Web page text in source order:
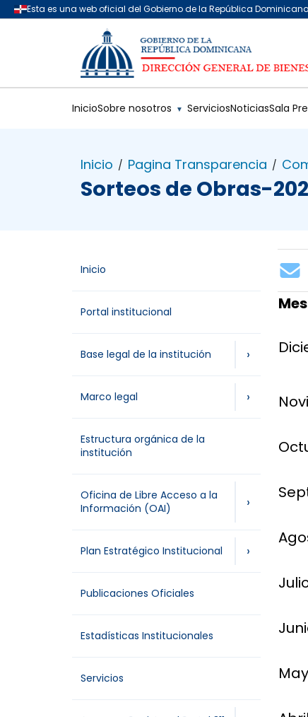
Saltar al contenido principal
InicioSobre nosotros ▼ ServiciosNoticiasSala
Inicio / Pagina Transparencia /
Sorteos de Obras-
Inicio
Portal institucional
Base legal de la institución ›
Marco legal ›
Estructura orgánica de la
institución
Oficina de Libre Acceso a la
Información (OAI)
›
Plan Estratégico Institucional ›
Publicaciones Oficiales
Estadísticas Institucionales
Servicios
Mes